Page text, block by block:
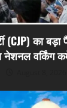
(CJP) का बड़ा
वर्किंग